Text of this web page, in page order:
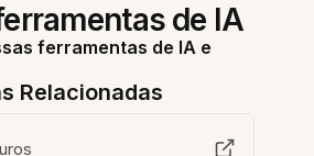
de IA
ferramentas de IA e
Relacionadas